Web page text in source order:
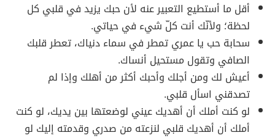
أقل ما أستطيع التعبير عنه لأن حبك يزيد في قلبي كل
لحظة؛ ولأنّك أنت كلّ شيء في حياتي.
سحابة حب يا عمري تمطر في سماء دنياك، تعطر قلبك
الصافي وتقول مستحيل أنساك.
أعيش لك ومن أجلك وأحبك أكثر من أهلك وإذا لم
تصدقني اسأل قلبي.
لو كنت أملك أن أهديك عيني لوضعتها بين يديك، لو كنت
أملك أن أهديك قلبي لنزعته من صدري وقدمته إليك لو